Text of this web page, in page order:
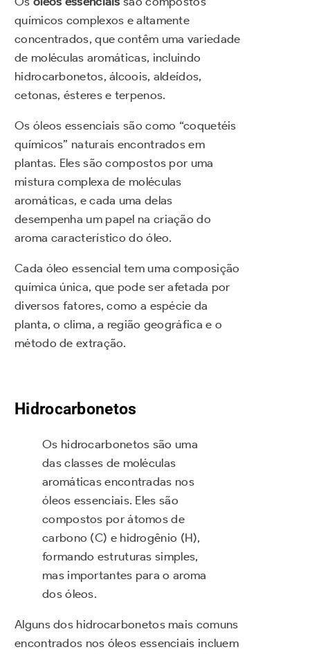
químicos complexos e altamente
concentrados, que contêm uma variedade
de moléculas aromáticas, incluindo
hidrocarbonetos, álcoois, aldeídos,
cetonas, ésteres e terpenos.
Os óleos essenciais são como “coquetéis
químicos” naturais encontrados em
plantas. Eles são compostos por uma
mistura complexa de moléculas
aromáticas, e cada uma delas
desempenha um papel na criação do
aroma característico do óleo.
Cada óleo essencial tem uma composição
química única, que pode ser afetada por
diversos fatores, como a espécie da
planta, o clima, a região geográfica e o
método de extração.
Hidrocarbonetos
Os hidrocarbonetos são uma
das classes de moléculas
aromáticas encontradas nos
óleos essenciais. Eles são
compostos por átomos de
carbono (C) e hidrogênio (H),
formando estruturas simples,
mas importantes para o aroma
dos óleos.
Alguns dos hidrocarbonetos mais comuns
encontrados nos óleos essenciais incluem